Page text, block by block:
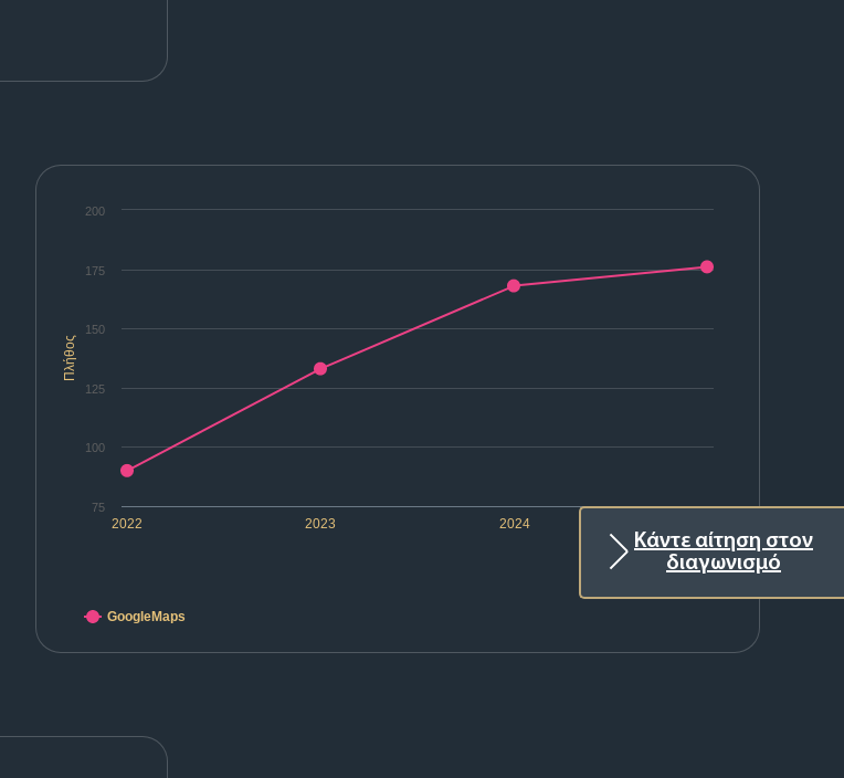
Κάντε αίτηση στον
διαγωνισμό
Πλήθος
2022 2023 2024
100
200
75
125
150
175
GoogleMaps